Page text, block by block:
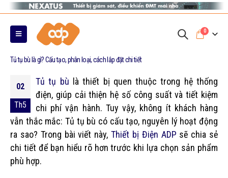
0
Tủ tụ bù là gì? Cấu tạo, phân loại, cách lắp đặt chi tiết
02
Th5
Tủ tụ bù là thiết bị quen thuộc trong hệ thống
điện, giúp cải thiện hệ số công suất và tiết kiệm
chi phí vận hành. Tuy vậy, không ít khách hàng
vẫn thắc mắc: Tủ tụ bù có cấu tạo, nguyên lý hoạt động
ra sao? Trong bài viết này, Thiết bị Điện ADP sẽ chia sẻ
chi tiết để bạn hiểu rõ hơn trước khi lựa chọn sản phẩm
phù hợp.